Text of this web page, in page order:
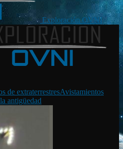
Exploración OVNI
de extraterrestresAvistamientos
antigüedad